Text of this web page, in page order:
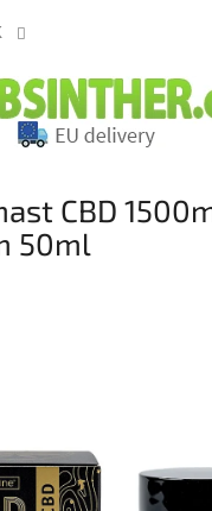
CBD
50ml